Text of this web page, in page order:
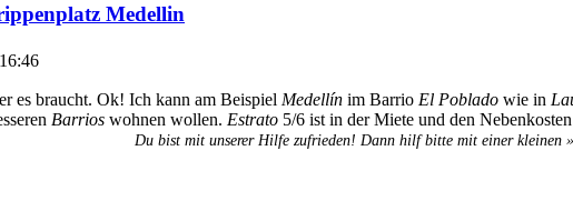
Medellin
es braucht. Ok! Ich kann am Beispiel Medellín im Barrio El Poblado wie in
Barrios wohnen wollen. Estrato 5/6 ist in der Miete und den
Du bist mit unserer Hilfe zufrieden! Dann hilf bitte mit einer kleinen »